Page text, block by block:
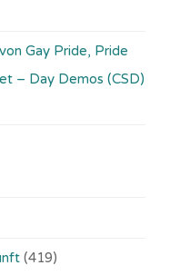
Gay Pride, Pride
– Day Demos (CSD)
(419)